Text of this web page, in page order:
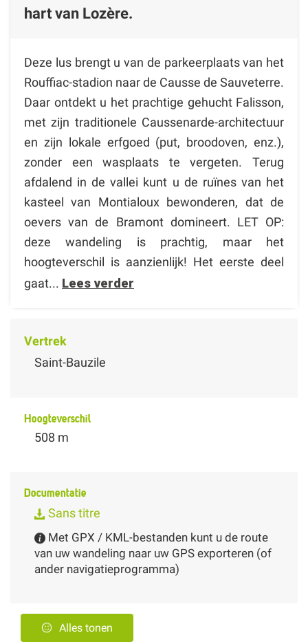
hart van Lozère.
Deze lus brengt u van de parkeerplaats van het
Rouffiac-stadion naar de Causse de Sauveterre.
Daar ontdekt u het prachtige gehucht Falisson,
met zijn traditionele Caussenarde-architectuur
en zijn lokale erfgoed (put, broodoven, enz.),
zonder een wasplaats te vergeten. Terug
afdalend in de vallei kunt u de ruïnes van het
kasteel van Montialoux bewonderen, dat de
oevers van de Bramont domineert. LET OP:
deze wandeling is prachtig, maar het
hoogteverschil is aanzienlijk! Het eerste deel
gaat... Lees verder
Vertrek
Saint-Bauzile
Hoogteverschil
508 m
Documentatie
Sans titre
Met GPX / KML-bestanden kunt u de route
van uw wandeling naar uw GPS exporteren (of
ander navigatieprogramma)
Alles tonen